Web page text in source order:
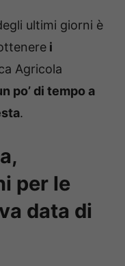
ultimi giorni è
i
Agricola
po’ di tempo a
.
per le
data di